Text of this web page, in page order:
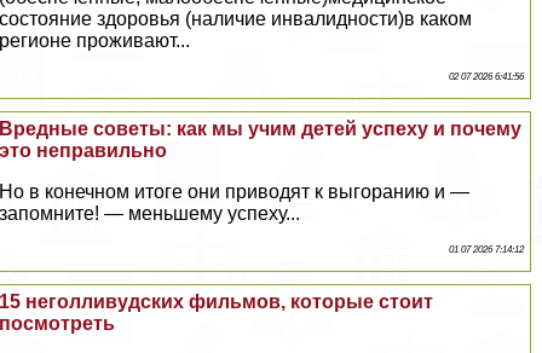
состояние здоровья (наличие инвалидности)в каком
регионе проживают...
02 07 2026 6:41:56
Вредные советы: как мы учим детей успеху и почему
это неправильно
Но в конечном итоге они приводят к выгоранию и —
запомните! — меньшему успеху...
01 07 2026 7:14:12
15 неголливудских фильмов, которые стоит
посмотреть